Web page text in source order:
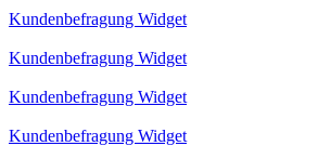
Kundenbefragung Widget
Kundenbefragung Widget
Kundenbefragung Widget
Kundenbefragung Widget